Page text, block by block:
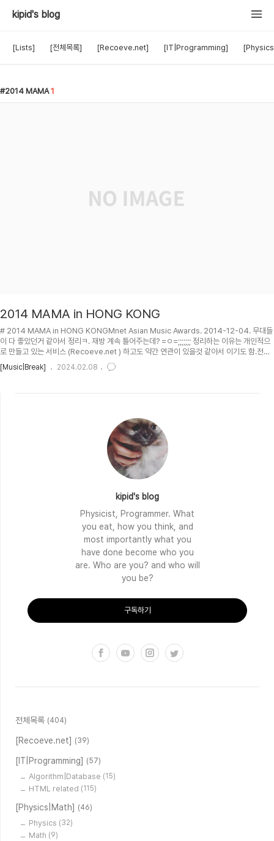
kipid's blog
[Lists] [전체목록] [Recoeve.net] [IT|Programming]
2014 MAMA 1
2014 MAMA in HONG KONG
# 2014 MAMA in HONG KONGMnet Asian Music Awards. 2014-12-04. 무대들
이 다 좋았던거 같아서 정리ㅋ. 재방 계속 틀어주는데? =ㅇ=;;;;;;; 정리하는 이유는 개인적으
로 만들고 있는 서비스 (Recoeve.net ) 하고도 약간 연관이 있을것 같아서 이기도 함.전체
영상이 중국쪽에 있는듯 한데, 중국쪽 영상 퍼와지나?ㅋ (2013년도 꺼네? =ㅇ=;;;; 암튼 테
스트용. 자동재생을 못끄겠어서 내림 ㅡ..ㅡ;;;;;;; 243분짜리 2013 MAMA 풀영상이긴 한
[Music|Break] 2024.02.08
kipid's blog
Physicist, Programmer. What
you eat, how you think, and
most importantly what you
have done become who you
are. Who are you? and who will
you be?
구독하기
전체목록 (404)
[Recoeve.net] (39)
[IT|Programming] (57)
Algorithm|Database (15)
HTML related (115)
[Physics|Math] (46)
Physics (32)
Math (9)